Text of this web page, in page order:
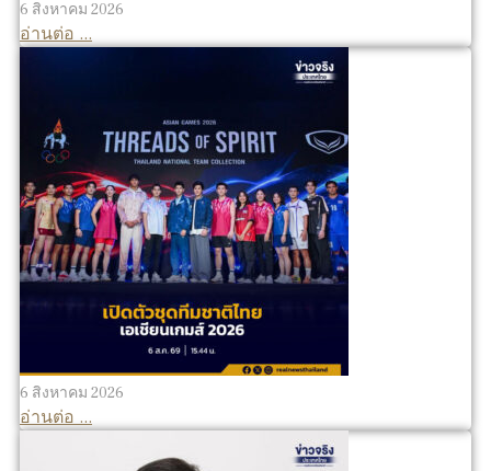
6 สิงหาคม 2026
อ่านต่อ ...
6 สิงหาคม 2026
อ่านต่อ ...